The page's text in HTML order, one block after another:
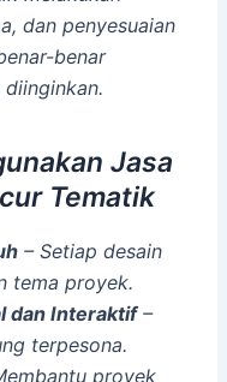
dan penyesuaian
benar
Jasa
Tematik
– Setiap desain
tema proyek.
dan Interaktif–
terpesona.
proyek